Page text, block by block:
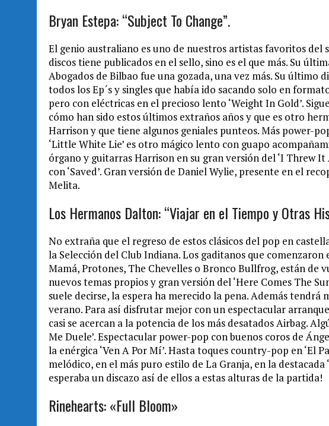
Bryan Estepa: “Subject To Change”.
El genio australiano es uno de nuestros artistas favoritos del
discos tiene publicados en el sello, sino es el que más. Su
Abogados de Bilbao fue una gozada, una vez más. Su último
todos los Ep´s y singles que había ido sacando solo en
pero con eléctricas en el precioso lento ‘Weight In Gold’.
cómo han sido estos últimos extraños años y que es otro
Harrison y que tiene algunos geniales punteos. Más power-
‘Little White Lie’ es otro mágico lento con guapo
órgano y guitarras Harrison en su gran versión del ‘I Threw It
con ‘Saved’. Gran versión de Daniel Wylie, presente en el
Melita.
Los Hermanos Dalton: “Viajar en el Tiempo y Otras
No extraña que el regreso de estos clásicos del pop en
la Selección del Club Indiana. Los gaditanos que comenzaron
Mamá, Protones, The Chevelles o Bronco Bullfrog, están de
nuevos temas propios y gran versión del ‘Here Comes The
suele decirse, la espera ha merecido la pena. Además
verano. Para así disfrutar mejor con un espectacular arranque
casi se acercan a la potencia de los más desatados Airbag.
Me Duele’. Espectacular power-pop con buenos coros de
la enérgica ‘Ven A Por Mí’. Hasta toques country-pop en ‘El
melódico, en el más puro estilo de La Granja, en la destacada
esperaba un discazo así de ellos a estas alturas de la partida!
Rinehearts: «Full Bloom»